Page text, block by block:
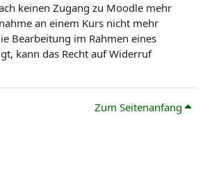
keinen Zugang zu Moodle mehr
an einem Kurs nicht mehr
Bearbeitung im Rahmen eines
kann das Recht auf Widerruf
Zum Seitenanfang